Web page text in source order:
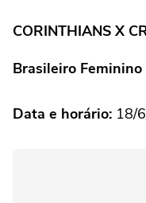
CORINTHIANS X
Brasileiro Feminino
Data e horário: 18/